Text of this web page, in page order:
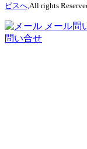
ビスへ, All rights
メール問
問い合せ